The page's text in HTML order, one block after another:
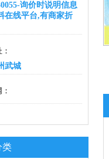
询价时说明信息
在线平台,有商家折
武城
类